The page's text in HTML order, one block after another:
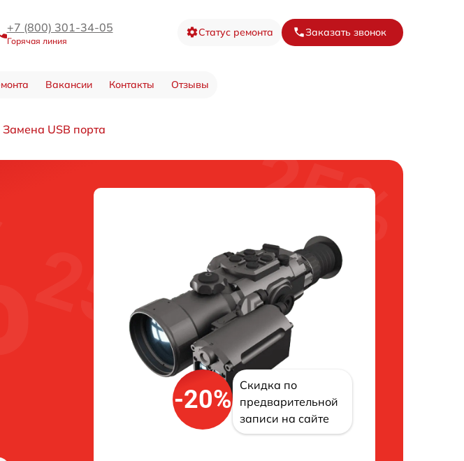
+7 (800) 301-34-05
Горячая линия
Статус ремонта Заказать звонок
Вакансии Контакты Отзывы
Замена USB порта
-20%
Скидка по
предварительной
записи на сайте